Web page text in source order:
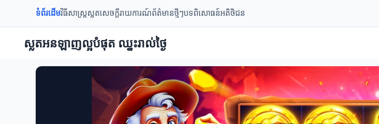
ទំព័រដើមវិធីសាស្ត្រស្លតសេចក្តីរាយការណ៍ព័ត៌មានថ្មីៗបទពិសោធន៍អតិថិជន
ស្លតអនឡាញល្អបំផុត ឈ្នះរាល់ថ្ងៃ